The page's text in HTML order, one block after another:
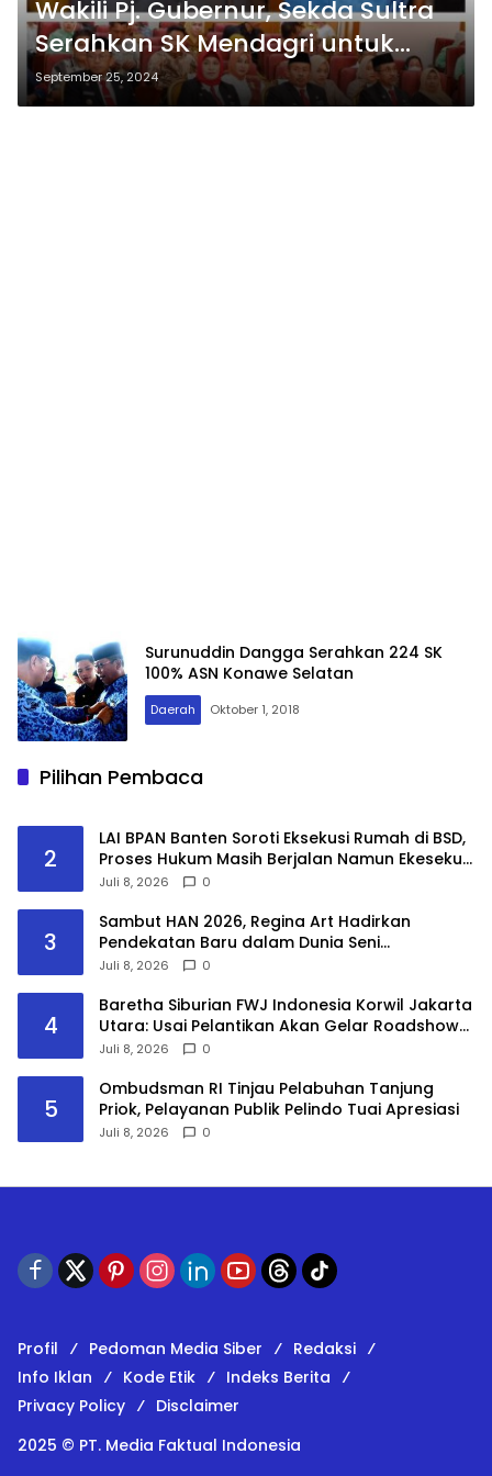
Wakili Pj. Gubernur, Sekda Sultra
Serahkan SK Mendagri untuk
Perpanjangan Jabatan Pj.
Walikota Bau-Bau dan
September 25, 2024
Surunuddin Dangga Serahkan 224 SK
100% ASN Konawe Selatan
Daerah Oktober 1, 2018
Pilihan Pembaca
2
LAI BPAN Banten Soroti Eksekusi Rumah di BSD,
Proses Hukum Masih Berjalan Namun Ekesekusi
Tetap Dilaksanakan “Keadilan Tidak Boleh
Menyentuh Substansi Perkara”
Juli 8, 2026 0
3
Sambut HAN 2026, Regina Art Hadirkan
Pendekatan Baru dalam Dunia Seni
Pertunjukkan melalui Pementasan Fantasy
Juli 8, 2026 0
4
Baretha Siburian FWJ Indonesia Korwil Jakarta
Utara: Usai Pelantikan Akan Gelar Roadshow
Audiensi ke Seluruh Pemangku Kepentingan
Juli 8, 2026 0
5
Ombudsman RI Tinjau Pelabuhan Tanjung
Priok, Pelayanan Publik Pelindo Tuai Apresiasi
Juli 8, 2026 0
Profil Pedoman Media Siber
Redaksi
Info Iklan
Kode Etik
Indeks Berita
Privacy Policy
Disclaimer
2025 © PT. Media Faktual Indonesia